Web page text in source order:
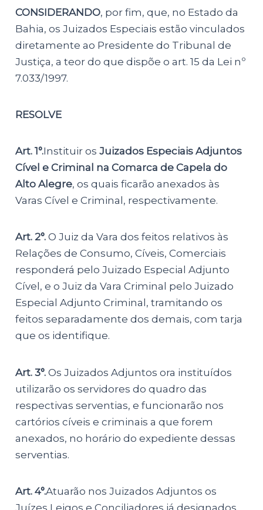
CONSIDERANDO, por fim, que, no Estado da
Bahia, os Juizados Especiais estão vinculados
diretamente ao Presidente do Tribunal de
Justiça, a teor do que dispõe o art. 15 da Lei nº
7.033/1997.
RESOLVE
Art. 1°.Instituir osJuizados Especiais Adjuntos
Cível e Criminal na Comarca de Capela do
Alto Alegre, os quais ficarão anexados às
Varas Cível e Criminal, respectivamente.
Art. 2°. O Juiz da Vara dos feitos relativos às
Relações de Consumo, Cíveis, Comerciais
responderá pelo Juizado Especial Adjunto
Cível, e o Juiz da Vara Criminal pelo Juizado
Especial Adjunto Criminal, tramitando os
feitos separadamente dos demais, com tarja
que os identifique.
Art. 3°. Os Juizados Adjuntos ora instituídos
utilizarão os servidores do quadro das
respectivas serventias, e funcionarão nos
cartórios cíveis e criminais a que forem
anexados, no horário do expediente dessas
serventias.
Art. 4°.Atuarão nos Juizados Adjuntos os
Juízes Leigos e Conciliadores já designados,